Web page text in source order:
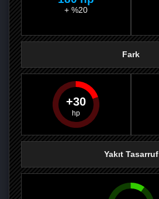
PAYLAŞPAYLAŞPLUS'TA
+ %20
Fark
30
Yakıt Tasarruf